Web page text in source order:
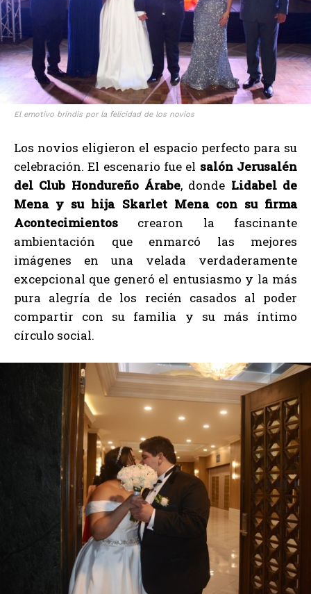
El emotivo brindis por la felicidad de los novios
Los novios eligieron el espacio perfecto para su
celebración. El escenario fue el salón Jerusalén
del Club Hondureño Árabe, donde Lidabel de
Mena y su hija Skarlet Mena con su firma
Acontecimientos crearon la fascinante
ambientación que enmarcó las mejores
imágenes en una velada verdaderamente
excepcional que generó el entusiasmo y la más
pura alegría de los recién casados al poder
compartir con su familia y su más íntimo
círculo social.